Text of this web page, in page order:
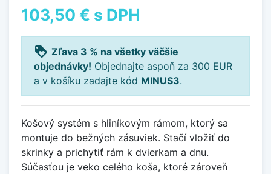
103,50 € s DPH
loyalty Zľava 3 % na všetky väčšie
objednávky! Objednajte aspoň za 300 EUR
a v košíku zadajte kód MINUS3.
Košový systém s hliníkovým rámom, ktorý sa
montuje do bežných zásuviek. Stačí vložiť do
skrinky a prichytiť rám k dvierkam a dnu.
Súčasťou je veko celého koša, ktoré zároveň